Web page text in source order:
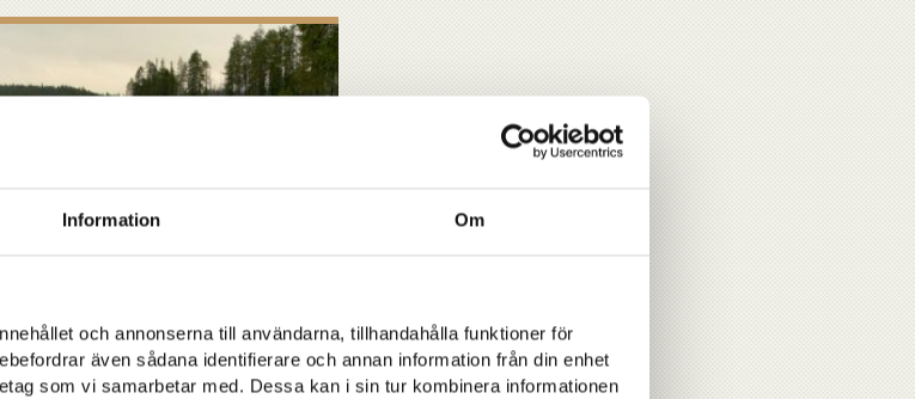
Information Om
och annonserna till användarna, tillhandahålla funktioner för
även sådana identifierare och annan information från din enhet
som vi samarbetar med. Dessa kan i sin tur kombinera informationen